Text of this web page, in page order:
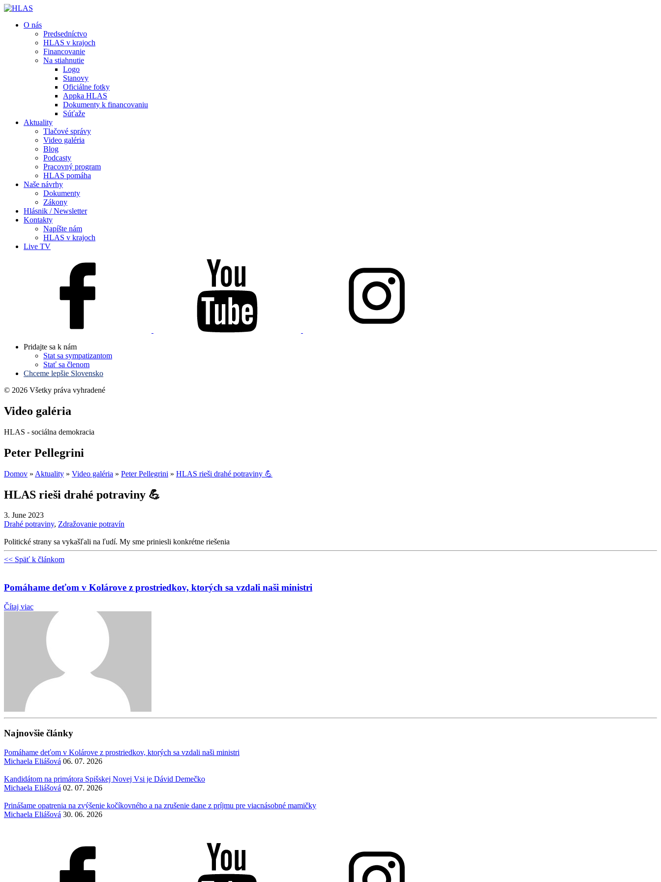
O nás
Predsedníctvo
HLAS v krajoch
Financovanie
Na stiahnutie
Logo
Stanovy
Oficiálne fotky
Appka HLAS
Dokumenty k financovaniu
Súťaže
Aktuality
Tlačové správy
Video galéria
Blog
Podcasty
Pracovný program
HLAS pomáha
Naše návrhy
Dokumenty
Zákony
Hlásnik / Newsletter
Kontakty
Napíšte nám
HLAS v krajoch
Live TV
Pridajte sa k nám
Stat sa sympatizantom
Stať sa členom
Chceme lepšie Slovensko
© 2026 Všetky práva vyhradené
Video galéria
HLAS - sociálna demokracia
Peter Pellegrini
Domov » Aktuality » Video galéria » Peter Pellegrini » HLAS rieši drahé potraviny 💪
HLAS rieši drahé potraviny 💪
3. June 2023
Drahé potraviny, Zdražovanie potravín
Politické strany sa vykašľali na ľudí. My sme priniesli konkrétne riešenia
<< Späť k článkom
Pomáhame deťom v Kolárove z prostriedkov, ktorých sa vzdali naši ministri
Čítaj viac
Najnovšie články
Pomáhame deťom v Kolárove z prostriedkov, ktorých sa vzdali naši ministri
Michaela Eliášová 06. 07. 2026
Kandidátom na primátora Spišskej Novej Vsi je Dávid Demečko
Michaela Eliášová 02. 07. 2026
Prinášame opatrenia na zvýšenie kočíkovného a na zrušenie dane z príjmu pre viacnásobné mamičky
Michaela Eliášová 30. 06. 2026